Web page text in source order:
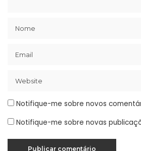
Notifique-me sobre novos
Notifique-me sobre novas